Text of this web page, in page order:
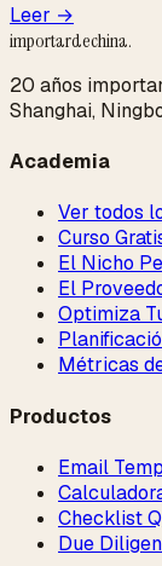
Leer →
importardechina.
20 años
Shanghai,
Academia
Ver todos
Curso
El Nicho
El
Optimiza
Métricas
Productos
Email
Checklist
Due